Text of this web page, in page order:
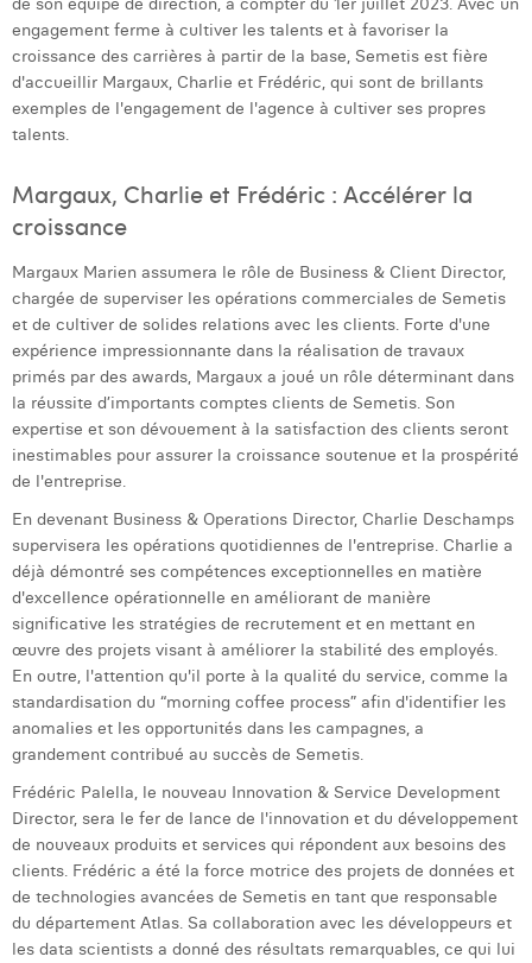
Lucas Taels
Manon Houppertz
Margaux Marien
Mathias Segers
Matthias Langenaeker
Ninon Chevalier
Olivia Lohest
Pieter Maesmans
Sebastiaan Reeskamp
Sven Bosschem
Thomas Kurevic
Thomas Riis
Victor Hayot
William Rezette
Yaël Vanhoe
engagement ferme à cultiver les talents et à favoriser la
croissance des carrières à partir de la base, Semetis est fière
d'accueillir Margaux, Charlie et Frédéric, qui sont de brillants
exemples de l'engagement de l'agence à cultiver ses propres
talents.
Margaux, Charlie et Frédéric : Accélérer la
croissance
Margaux Marien assumera le rôle de Business & Client Director,
chargée de superviser les opérations commerciales de Semetis
et de cultiver de solides relations avec les clients. Forte d'une
expérience impressionnante dans la réalisation de travaux
primés par des awards, Margaux a joué un rôle déterminant dans
la réussite d’importants comptes clients de Semetis. Son
expertise et son dévouement à la satisfaction des clients seront
inestimables pour assurer la croissance soutenue et la prospérité
de l'entreprise.
En devenant Business & Operations Director, Charlie Deschamps
supervisera les opérations quotidiennes de l'entreprise. Charlie a
déjà démontré ses compétences exceptionnelles en matière
d'excellence opérationnelle en améliorant de manière
significative les stratégies de recrutement et en mettant en
œuvre des projets visant à améliorer la stabilité des employés.
En outre, l'attention qu'il porte à la qualité du service, comme la
standardisation du “morning coffee process” afin d'identifier les
anomalies et les opportunités dans les campagnes, a
grandement contribué au succès de Semetis.
Frédéric Palella, le nouveau Innovation & Service Development
Director, sera le fer de lance de l'innovation et du développement
de nouveaux produits et services qui répondent aux besoins des
clients. Frédéric a été la force motrice des projets de données et
de technologies avancées de Semetis en tant que responsable
du département Atlas. Sa collaboration avec les développeurs et
les data scientists a donné des résultats remarquables, ce qui lui